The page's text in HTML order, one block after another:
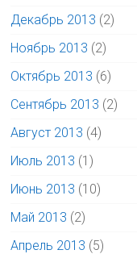
Декабрь 2013 (2)
Ноябрь 2013 (2)
Октябрь 2013 (6)
Сентябрь 2013 (2)
Август 2013 (4)
Июль 2013 (1)
Июнь 2013 (10)
Май 2013 (2)
Апрель 2013 (5)